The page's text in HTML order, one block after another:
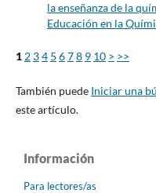
la enseñanza de la
Educación en la
1 2 34 5 678 9 10 > >>
También puede Iniciar una
este artículo.
Información
Para lectores/as